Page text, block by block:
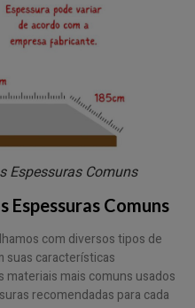
Espessuras Comuns
Espessuras Comuns
com diversos tipos de
suas características
materiais mais comuns usados
recomendadas para cada